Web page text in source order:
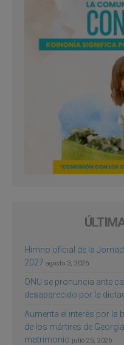
Himno oficial de la
2027 agosto 3, 2026
ONU se pronuncia ante
desaparecido por la
Aumenta el interés por la
de los mártires de
matrimonio julio 25, 2026